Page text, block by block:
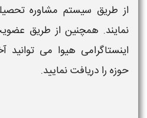
از طریق سیستم مشاوره
نمایند. همچنین از طریق
اینستاگرامی هیوا می توانید
حوزه را دریافت نمایید.